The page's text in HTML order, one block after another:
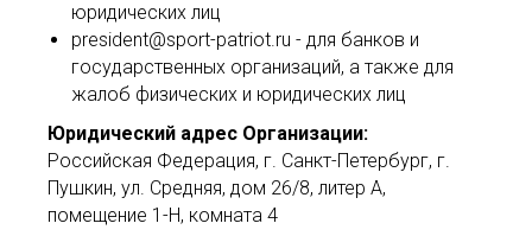
юридических лиц
president@sport-patriot.ru - для банков и
государственных организаций, а также для
жалоб физических и юридических лиц
Юридический адрес Организации:
Российская Федерация, г. Санкт-Петербург, г.
Пушкин, ул. Средняя, дом 26/8, литер А,
помещение 1-Н, комната 4